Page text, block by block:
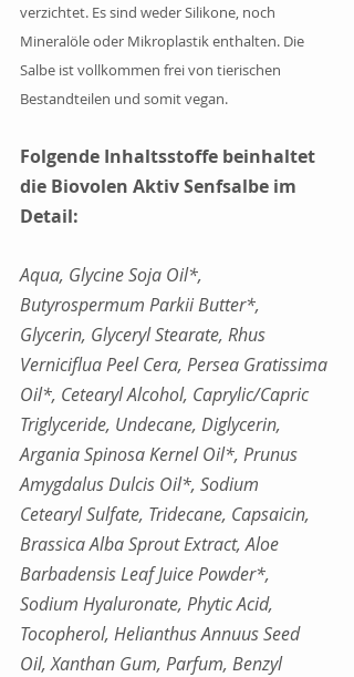
verzichtet. Es sind weder Silikone, noch
Mineralöle oder Mikroplastik enthalten. Die
Salbe ist vollkommen frei von tierischen
Bestandteilen und somit vegan.
Folgende Inhaltsstoffe beinhaltet
die Biovolen Aktiv Senfsalbe im
Detail:
Aqua, Glycine Soja Oil*,
Butyrospermum Parkii Butter*,
Glycerin, Glyceryl Stearate, Rhus
Verniciflua Peel Cera, Persea Gratissima
Oil*, Cetearyl Alcohol, Caprylic/Capric
Triglyceride, Undecane, Diglycerin,
Argania Spinosa Kernel Oil*, Prunus
Amygdalus Dulcis Oil*, Sodium
Cetearyl Sulfate, Tridecane, Capsaicin,
Brassica Alba Sprout Extract, Aloe
Barbadensis Leaf Juice Powder*,
Sodium Hyaluronate, Phytic Acid,
Tocopherol, Helianthus Annuus Seed
Oil, Xanthan Gum, Parfum, Benzyl